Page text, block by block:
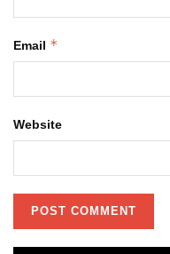
Email *
Website